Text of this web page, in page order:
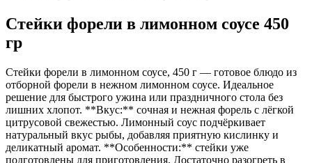
Стейки форели в лимонном соусе 450
гр
Стейки форели в лимонном соусе, 450 г — готовое блюдо из
отборной форели в нежном лимонном соусе. Идеальное
решение для быстрого ужина или праздничного стола без
лишних хлопот. **Вкус:** сочная и нежная форель с лёгкой
цитрусовой свежестью. Лимонный соус подчёркивает
натуральный вкус рыбы, добавляя приятную кислинку и
деликатный аромат. **Особенности:** стейки уже
подготовлены для приготовления. Достаточно разогреть в